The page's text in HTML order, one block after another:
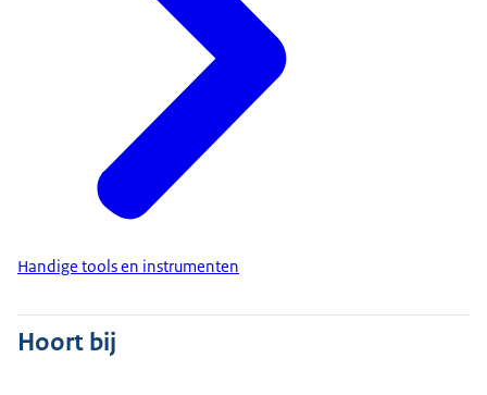
Handige tools en instrumenten
Hoort bij